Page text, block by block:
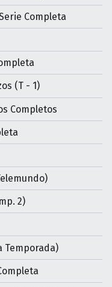
Completa
(T - 1)
Completos
2)
Temporada)